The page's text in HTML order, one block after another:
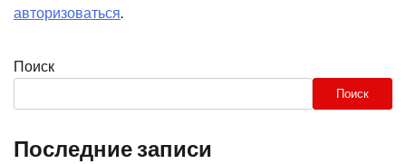
авторизоваться.
Поиск
Поиск
Последние записи